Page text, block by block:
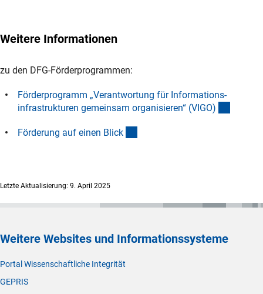
Förderentscheidung trifft der Hauptausschuss der DFG.
Bewertungs- und Entscheidungsprozess von DFG-
Weitere Informationen
zu den DFG-Förderprogrammen:
Förderprogramm „Verantwortung für Informations-
infrastrukturen gemeinsam organisieren“ (VIGO)
Förderung auf einen Blick
Letzte Aktualisierung: 9. April 2025
Weitere Websites und Informationssysteme
Portal Wissenschaftliche Integrität
GEPRIS